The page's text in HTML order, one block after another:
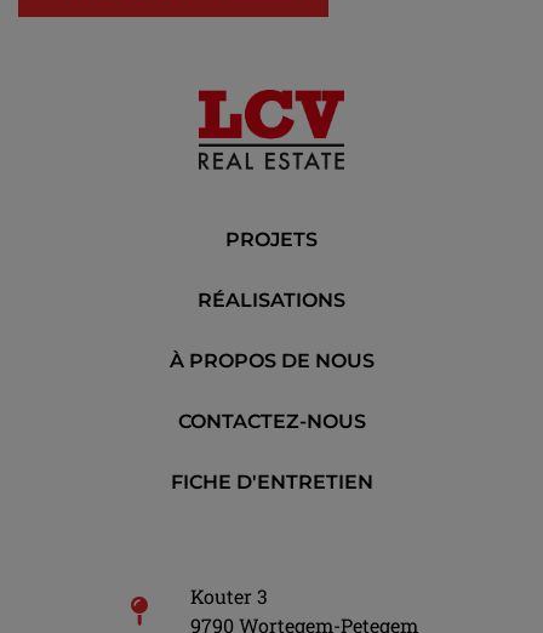
PROJETS
RÉALISATIONS
À PROPOS DE NOUS
CONTACTEZ-NOUS
FICHE D'ENTRETIEN
Kouter 3
9790 Wortegem-Petegem